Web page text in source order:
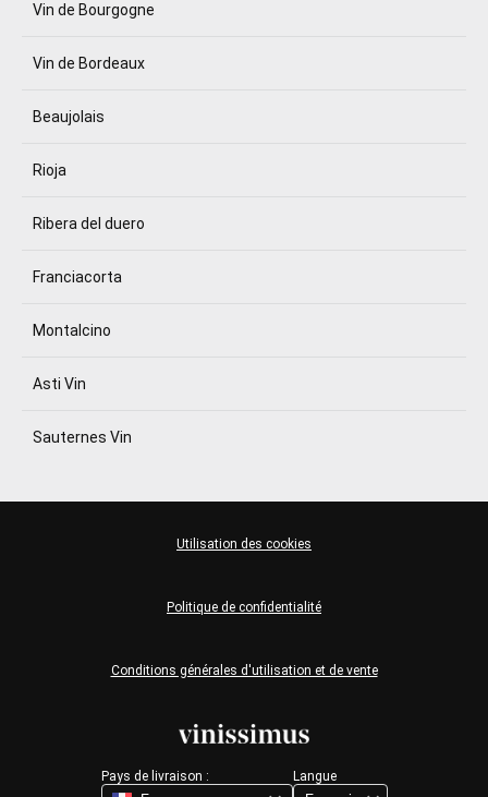
Vin de Bourgogne
Vin de Bordeaux
Beaujolais
Rioja
Ribera del duero
Franciacorta
Montalcino
Asti Vin
Sauternes Vin
Pays de livraison : Langue
Conditions générales d'utilisation et de vente
Politique de confidentialité
Utilisation des cookies